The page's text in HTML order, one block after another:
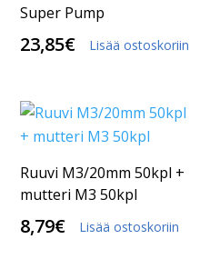
Super Pump
23,85€ Lisää ostoskoriin
Ruuvi M3/20mm 50kpl +
mutteri M3 50kpl
8,79€ Lisää ostoskoriin